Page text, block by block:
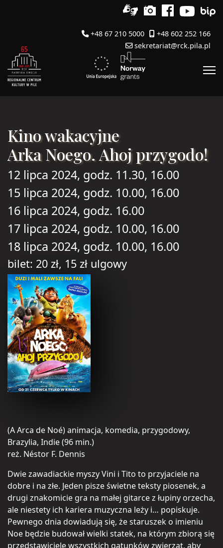
+48 67 210 5000
+48 602 252 166
sekretariat@rck.pila.pl
Kino wakacyjne
Arka Noego. Ahoj przygodo!
12 lipca 2024, godz. 11.30, 16.00
15 lipca 2024, godz. 10.00, 16.00
16 lipca 2024, godz. 16.00
17 lipca 2024, godz. 10.00, 16.00
18 lipca 2024, godz. 10.00, 16.00
bilet: 20 zł, 15 zł ulgowy
(A Arca de Noé) animacja, komedia, przygodowy,
Brazylia, Indie (96 min.)
reż. Néstor F. Dennis
Dwie zawadiackie myszy Vini i Tito to przyjaciele na
dobre i na złe. Jeden pisze świetne teksty piosenek, a
drugi znakomicie gra na małej gitarce z łupiny orzecha,
ale niestety ich kariera muzyczna leży i… popiskuje.
Pewnego dnia dowiadują się, że staruszek o imieniu
Noe będzie budował wielki statek, na którym zbiorą się
przedstawiciele wszystkich gatunków zwierząt, aby